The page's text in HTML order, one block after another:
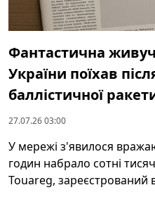
Фантастична
України поїхав
баллістичної
27.07.26 03:00
У мережі з'явилося
годин набрало сотні
Touareg, зареєстрований